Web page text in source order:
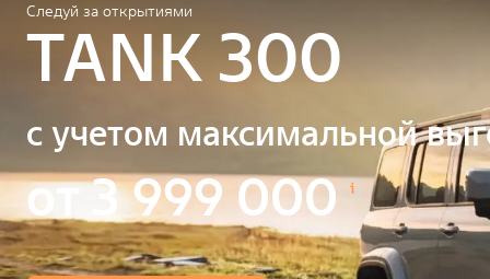
Следуй за открытиями
TANK 300
с учетом максимальной
от 3 999 000